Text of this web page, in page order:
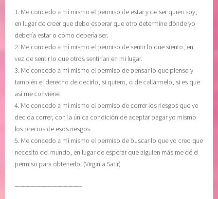
1. Me concedo a mí mismo el permiso de estar y de ser quien soy,
en lugar de creer que debo esperar que otro determine dónde yo
debería estar o cómo debería ser.
2. Me concedo a mí mismo el permiso de sentir lo que siento, en
vez de sentir lo que otros sentirían en mi lugar.
3. Me concedo a mí mismo el permiso de pensar lo que pienso y
también el derecho de decirlo, si quiero, o de callármelo, si es que
así me conviene.
4. Me concedo a mí mismo el permiso de correr los riesgos que yo
decida correr, con la única condición de aceptar pagar yo mismo
los precios de esos riesgos.
5. Me concedo a mí mismo el permiso de buscar lo que yo creo que
necesito del mundo, en lugar de esperar que alguien más me dé el
permiso para obtenerlo. (Virginia Satir)
————————————–